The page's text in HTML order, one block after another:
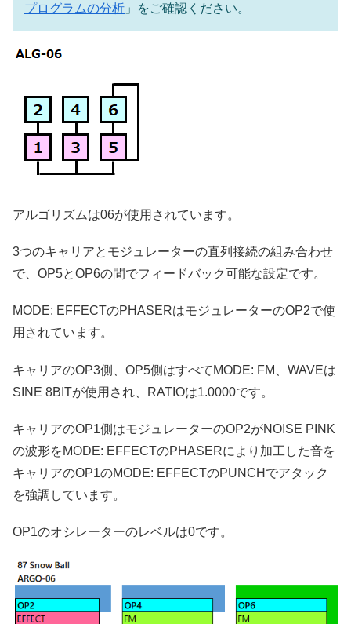
プログラムの分析 」をご確認ください。
アルゴリズムは06が使用されています。
3つのキャリアとモジュレーターの直列接続の組み合わせ
で、OP5とOP6の間でフィードバック可能な設定です。
MODE: EFFECTのPHASERはモジュレーターのOP2で使
用されています。
キャリアのOP3側、OP5側はすべてMODE: FM、WAVEは
SINE 8BITが使用され、RATIOは1.0000です。
キャリアのOP1側はモジュレーターのOP2がNOISE PINK
の波形をMODE: EFFECTのPHASERにより加工した音を
キャリアのOP1のMODE: EFFECTのPUNCHでアタック
を強調しています。
OP1のオシレーターのレベルは0です。